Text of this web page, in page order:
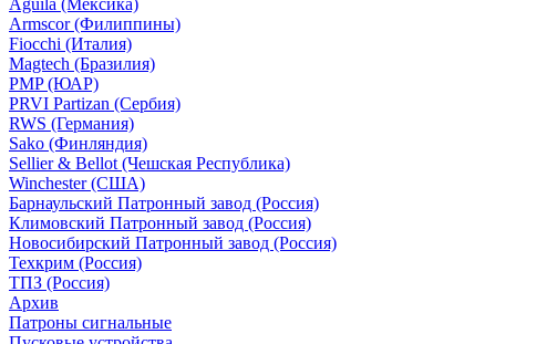
Aguila (Мексика)
Armscor (Филиппины)
Fiocchi (Италия)
Magtech (Бразилия)
PMP (ЮАР)
PRVI Partizan (Сербия)
RWS (Германия)
Sako (Финляндия)
Sellier & Bellot (Чешская Республика)
Winchester (США)
Барнаульский Патронный завод (Россия)
Климовский Патронный завод (Россия)
Новосибирский Патронный завод (Россия)
Техкрим (Россия)
ТПЗ (Россия)
Архив
Патроны сигнальные